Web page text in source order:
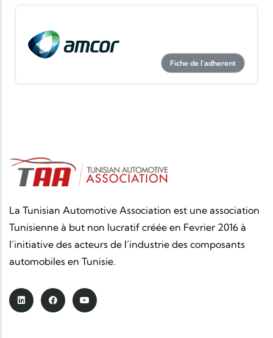
Fiche de l'adherent
La Tunisian Automotive Association est une association
Tunisienne à but non lucratif créée en Fevrier 2016 à
l’initiative des acteurs de l’industrie des composants
automobiles en Tunisie.